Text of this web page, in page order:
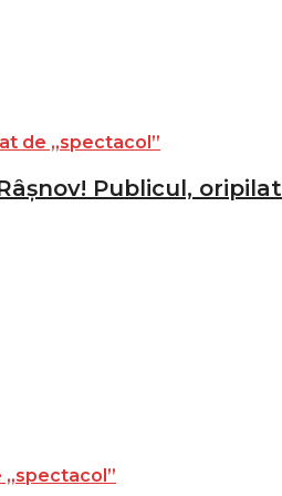
Publicul, oripilat